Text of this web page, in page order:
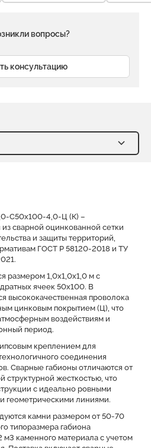
вопросы?
консультацию
заявку на КП
С50х100-4,0-Ц (К) –
сварной оцинкованной сетки
и защиты территорий,
ГОСТ Р 58120-2018 и ТУ
размером 1,0х1,0х1,0 м с
ячеек 50x100. В
высококачественная проволока
цинковым покрытием (Ц), что
воздействиям и
период.
креплением для
соединения
Сварные габионы отличаются от
структурной жесткостью, что
с идеально ровными
геометрическими линиями.
камни размером от 50-70
типоразмера габиона
м3 каменного материала с учетом